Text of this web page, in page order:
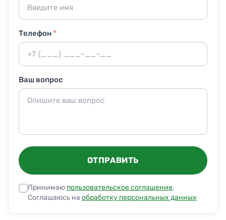
Телефон*
Ваш вопрос
ОТПРАВИТЬ
Принимаю пользовательское соглашение.
Соглашаюсь на обработку персональных данных